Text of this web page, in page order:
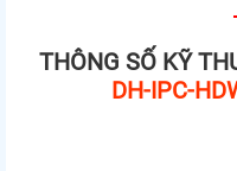
THÔNG SỐ KỸ
DH-IPC-